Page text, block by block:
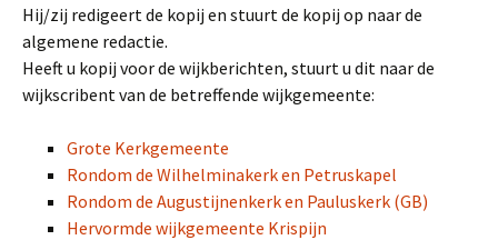
Hij/zij redigeert de kopij en stuurt de kopij op naar de
algemene redactie.
Heeft u kopij voor de wijkberichten, stuurt u dit naar de
wijkscribent van de betreffende wijkgemeente:
Grote Kerkgemeente
Rondom de Wilhelminakerk en Petruskapel
Rondom de Augustijnenkerk en Pauluskerk (GB)
Hervormde wijkgemeente Krispijn